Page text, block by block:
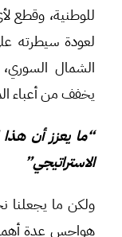
للوطنية، وقطع
لعودة سيطرته
الشمال
يخفف من أعباء
“ما يعزز أن هذا
الاستراتيجي”
ولكن ما
هواجس عدة